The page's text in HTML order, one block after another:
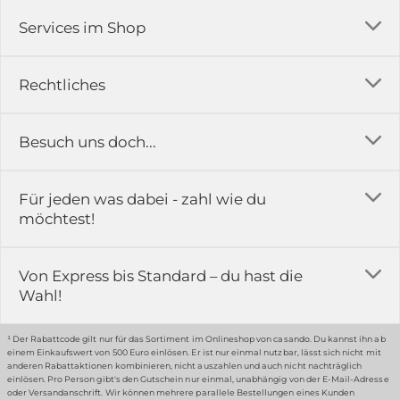
Rechtliches
Impressum
Rückgabe & Reklamation
Widerrufsrecht
Datenschutz-Einstellung
Erklärung zur Barrierefreiheit
Services im Shop
Versandkosten
Erfahrungsberichte & Bewertungen
Kontakt
Karriere
Gewerbekunden
Grounding Page
Besuch uns doch...
in der Ausstellung...
51789 Lindlar
Hinweis:
… oder in unserem Fachmarkt
Für jeden was dabei - zahl wie du
möchtest!
Von Express bis Standard – du hast die
Wahl!
¹ Der Rabattcode gilt nur für das Sortiment im Onlineshop von casando. Du kannst ihn ab
einem Einkaufswert von 500 Euro einlösen. Er ist nur einmal nutzbar, lässt sich nicht mit
anderen Rabattaktionen kombinieren, nicht auszahlen und auch nicht nachträglich
einlösen. Pro Person gibt's den Gutschein nur einmal, unabhängig von der E-Mail-Adresse
oder Versandanschrift. Wir können mehrere parallele Bestellungen eines Kunden